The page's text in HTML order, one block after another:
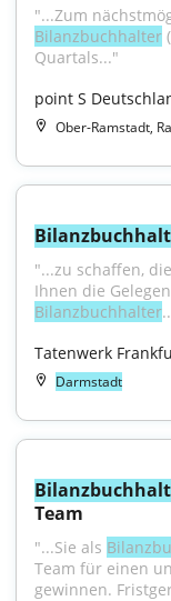
Bilanzbuchhalter
Quartals..."
point S
Ober-Ramstadt,
"...zu schaffen,
Bilanzbuchhalter
Tatenwerk
Darmstadt
Team
"...Sie als
Team für einen
gewinnen.